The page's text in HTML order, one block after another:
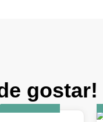
gostar!